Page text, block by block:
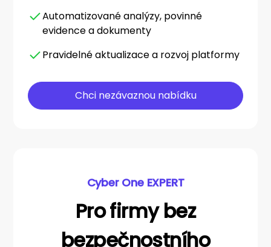
Automatizované analýzy, povinné
evidence a dokumenty
Pravidelné aktualizace a rozvoj platformy
Chci nezávaznou nabídku
Cyber One EXPERT
Pro firmy bez
bezpečnostního